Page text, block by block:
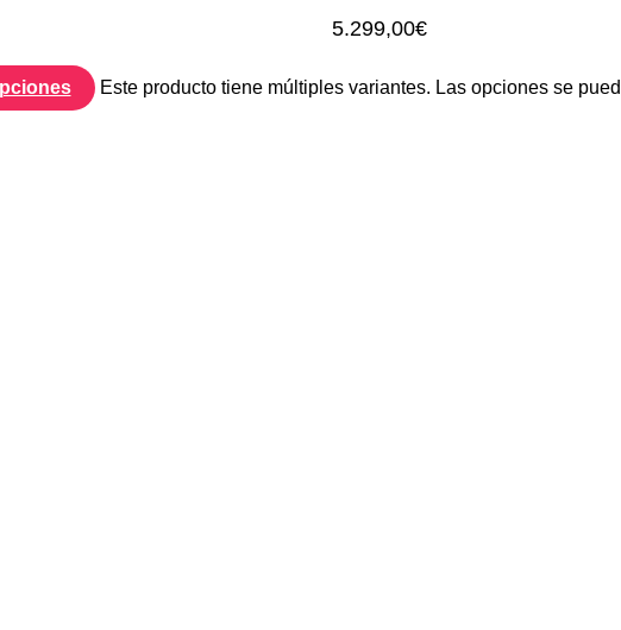
5.299,00€
Este producto tiene múltiples variantes. Las opciones se